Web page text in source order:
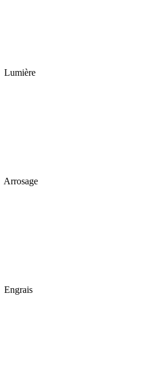
Lumière
Arrosage
Engrais